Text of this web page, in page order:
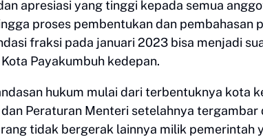
apresiasi yang tinggi kepada semua
proses pembentukan dan pembahasan
fraksi pada januari 2023 bisa menjadi
Payakumbuh kedepan.
hukum mulai dari terbentuknya kota
Peraturan Menteri setelahnya
tidak bergerak lainnya milik pemerintah